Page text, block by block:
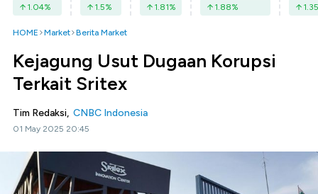
1.04% 1.5% 1.81% 1.88% 1.35
HOME Market Berita Market
Kejagung Usut Dugaan Korupsi
Terkait Sritex
Tim Redaksi, CNBC Indonesia
01 May 2025 20:45